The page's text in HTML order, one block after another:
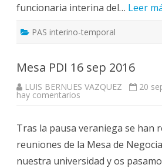
funcionaria interina del… Leer
PAS interino-temporal
Mesa PDI 16 sep 2016
LUIS BERNUES VAZQUEZ 20
hay comentarios
sep
2016
Tras la pausa veraniega se han
reuniones de la Mesa de
nuestra universidad y os